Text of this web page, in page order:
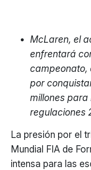
McLaren, el
enfrentará
campeonato,
por
millones
regulaciones
La presión por el
Mundial FIA de
intensa para las